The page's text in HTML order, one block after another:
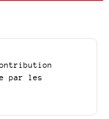
par les